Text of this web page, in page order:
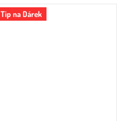
Tip na Dárek